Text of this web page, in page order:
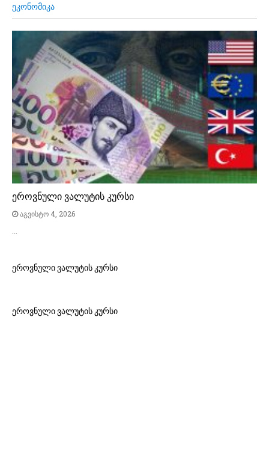
ᲔᲙᲝᲜᲝᲛᲘᲙᲐ
ეროვნული ვალუტის კურსი
აგვისტო 4, 2026
ეროვნული ვალუტის კურსი
ეროვნული ვალუტის კურსი